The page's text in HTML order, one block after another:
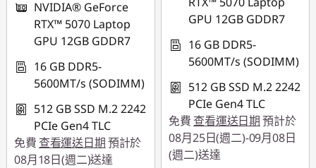
NVIDIA® GeForce
RTX™ 5070 Laptop
GPU 12GB GDDR7
16 GB DDR5-
5600MT/s (SODIMM)
512 GB SSD M.2 2242
PCIe Gen4 TLC
免費 查看運送日期預計於
08月18日(週二)送達
GPU 12GB GDDR7
16 GB DDR5-
5600MT/s (SODIMM)
512 GB SSD M.2 2242
PCIe Gen4 TLC
免費 查看運送日期預計於
08月25日(週二)-09月08日
(週二)送達